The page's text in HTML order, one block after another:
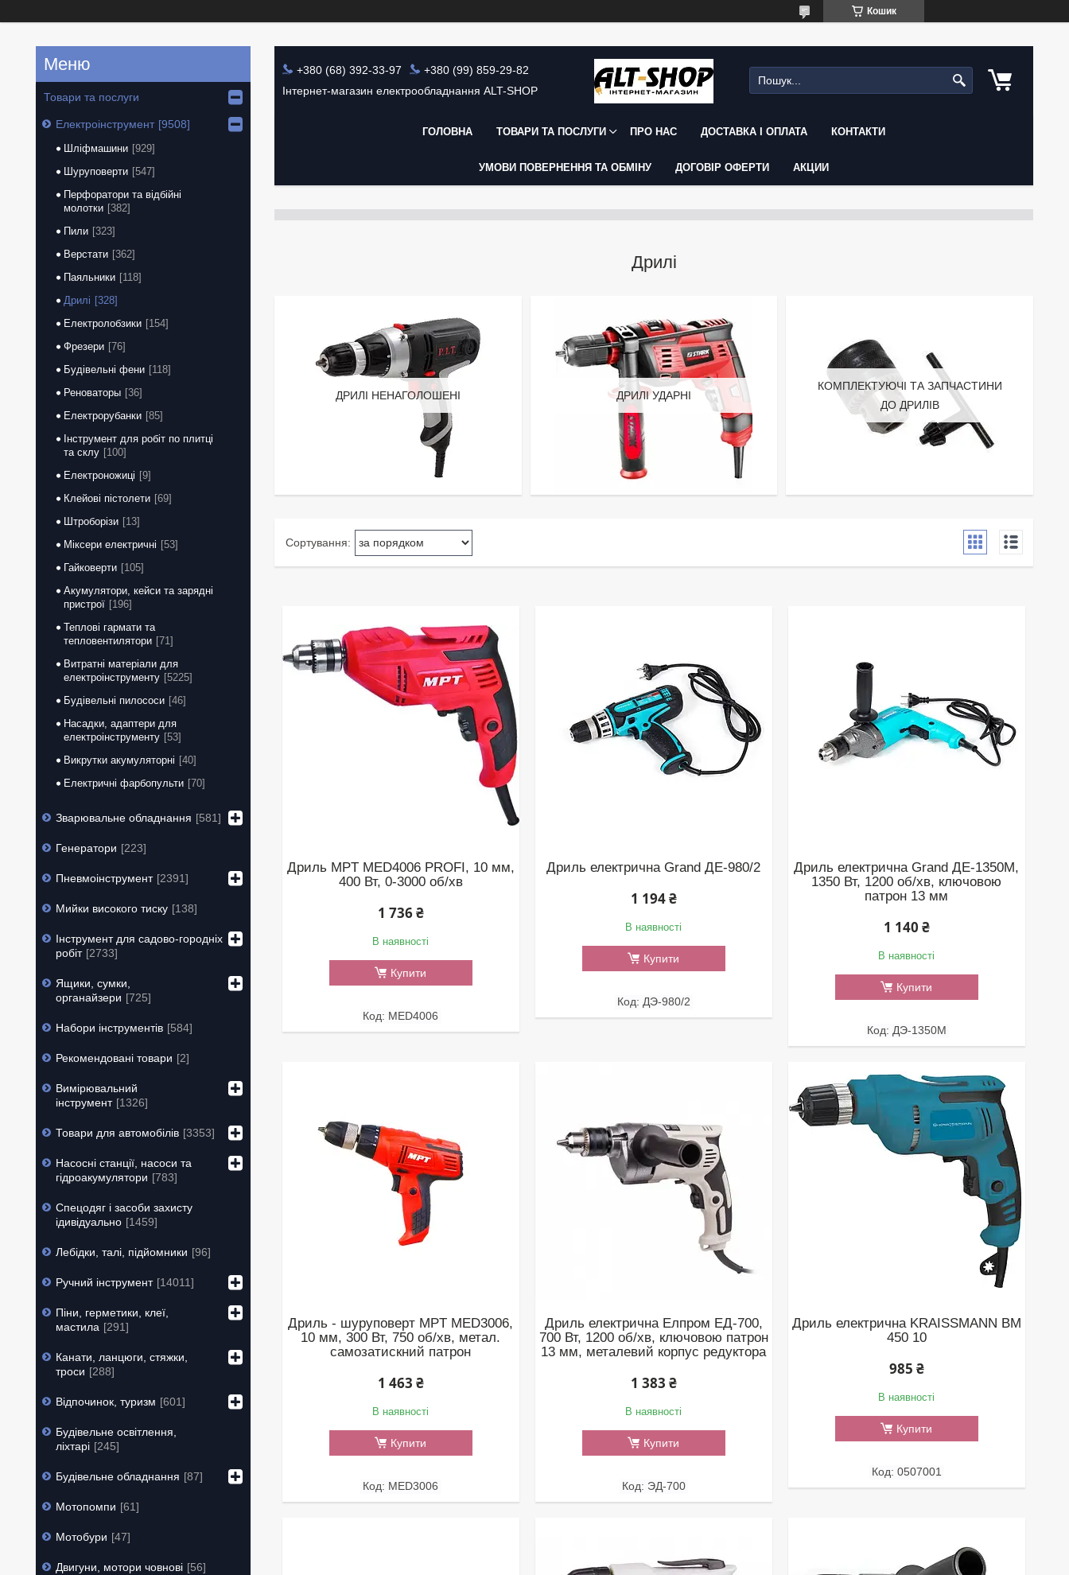
Кошик
+380 (68) 392-33-97
+380 (99) 859-29-82
Інтернет-магазин електрообладнання ALT-SHOP
ГОЛОВНА ТОВАРИ ТА ПОСЛУГИ ПРО НАС ДОСТАВКА І ОПЛАТА КОНТАКТИ
УМОВИ ПОВЕРНЕННЯ ТА ОБМІНУ ДОГОВІР ОФЕРТИ АКЦИИ
Дрилі
ДРИЛІ НЕНАГОЛОШЕНІ ДРИЛІ УДАРНІ
КОМПЛЕКТУЮЧІ ТА ЗАПЧАСТИНИ
ДО ДРИЛІВ
Дриль MPT MED4006 PROFI, 10 мм,
400 Вт, 0-3000 об/хв
1 736 ₴
В наявності
Купити
MED4006
Дриль електрична Grand ДЕ-980/2
1 194 ₴
В наявності
Купити
ДЭ-980/2
Дриль електрична Grand ДЕ-1350М,
1350 Вт, 1200 об/хв, ключовою
патрон 13 мм
1 140 ₴
В наявності
Купити
ДЭ-1350М
Дриль - шуруповерт MPT MED3006,
10 мм, 300 Вт, 750 об/хв, метал.
самозатискний патрон
1 463 ₴
В наявності
Купити
MED3006
Дриль електрична Елпром ЕД-700,
700 Вт, 1200 об/хв, ключовою патрон
13 мм, металевий корпус редуктора
1 383 ₴
В наявності
Купити
ЭД-700
Дриль електрична KRAISSMANN BM
450 10
985 ₴
В наявності
Купити
0507001
Товари та послуги
Електроінструмент 9508
Шліфмашини 929
Шуруповерти 547
Перфоратори та відбійні
молотки 382
Пили 323
Верстати 362
Паяльники
118
Дрилі
328
Електролобзики
154
Фрезери 76
Будівельні фени
118
Реноваторы 36
Електрорубанки 85
Інструмент для робіт по плитці
та склу
100
Електроножиці
9
Клейові пістолети 69
Штроборізи
13
Міксери електричні
53
Гайковерти
105
Акумулятори, кейси та зарядні
пристрої
196
Теплові гармати та
тепловентилятори 71
Витратні матеріали для
електроінструменту 5225
Будівельні пилососи 46
Насадки, адаптери для
електроінструменту 53
Викрутки акумуляторні
40
Електричні фарбопульти 70
Зварювальне обладнання 581
Генератори 223
Пневмоінструмент 2391
Мийки високого тиску 138
Інструмент для садово-городніх
робіт 2733
Ящики, сумки,
органайзери
725
Набори інструментів 584
Рекомендовані товари 2
Вимірювальний
інструмент
1326
Товари для автомобілів 3353
Насосні станції, насоси та
гідроакумулятори
783
Спецодяг і засоби захисту
ідивідуально
1459
Лебідки, талі, підйомники 96
Ручний інструмент 14011
Піни, герметики, клеї,
мастила 291
Канати, ланцюги, стяжки,
троси
288
Відпочинок, туризм 601
Будівельне освітлення,
ліхтарі 245
Будівельне обладнання 87
Мотопомпи 61
Мотобури 47
Двигуни, мотори човнові 56